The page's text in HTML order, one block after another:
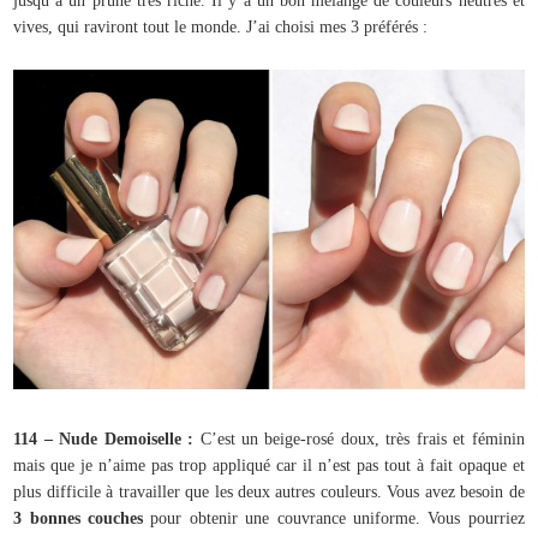
vives, qui raviront tout le monde. J’ai choisi mes 3 préférés :
114 – Nude Demoiselle : C’est un beige-rosé doux, très frais et féminin
mais que je n’aime pas trop appliqué car il n’est pas tout à fait opaque et
plus difficile à travailler que les deux autres couleurs. Vous avez besoin de
3 bonnes couches pour obtenir une couvrance uniforme. Vous pourriez